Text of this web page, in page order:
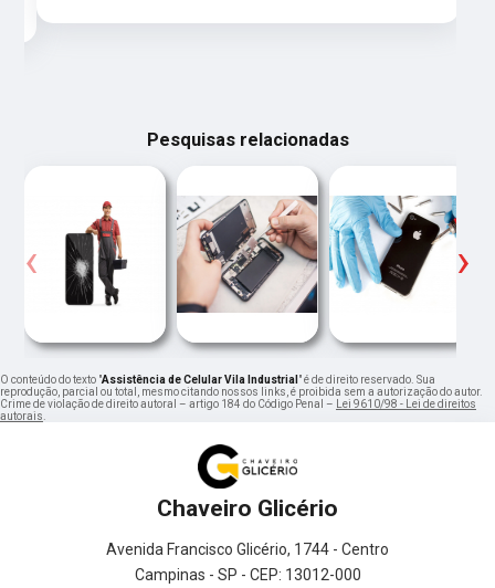
Pesquisas relacionadas
‹ ›
O conteúdo do texto "Assistência de Celular Vila Industrial " é de direito reservado. Sua
reprodução, parcial ou total, mesmo citando nossos links, é proibida sem a autorização do autor.
Crime de violação de direito autoral – artigo 184 do Código Penal – Lei 9610/98 - Lei de direitos
autorais.
Chaveiro Glicério
Avenida Francisco Glicério, 1744 - Centro
Campinas - SP - CEP: 13012-000